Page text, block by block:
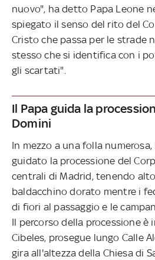
nuovo", ha detto Papa Leone
spiegato il senso del rito del
Cristo che passa per le strade
stesso che si identifica con i
gli scartati".
Il Papa guida la
Domini
In mezzo a una folla
guidato la processione del
centrali di Madrid, tenendo
baldacchino dorato mentre i
di fiori al passaggio e le
Il percorso della processione è
Cibeles, prosegue lungo Calle
gira all'altezza della Chiesa di